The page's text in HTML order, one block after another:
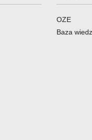
OZE
Baza